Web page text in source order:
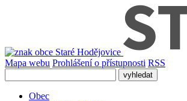
Mapa webu Prohlášení o přístupnosti RSS
Obec